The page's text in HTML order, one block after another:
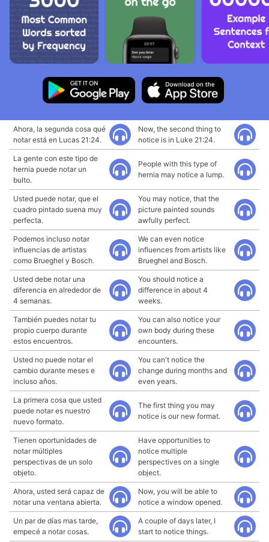
Ahora, la segunda cosa qué
notar está en Lucas 21:24.
Now, the second thing to
notice is in Luke 21:24.
La gente con este tipo de
hernia puede notar un
bulto.
People with this type of
hernia may notice a lump.
Usted puede notar, que el
cuadro pintado suena muy
perfecta.
You may notice, that the
picture painted sounds
awfully perfect.
Podemos incluso notar
influencias de artistas
como Brueghel y Bosch.
We can even notice
influences from artists like
Brueghel and Bosch.
Usted debe notar una
diferencia en alrededor de
4 semanas.
You should notice a
difference in about 4
weeks.
También puedes notar tu
propio cuerpo durante
estos encuentros.
You can also notice your
own body during these
encounters.
Usted no puede notar el
cambio durante meses e
incluso años.
You can't notice the
change during months and
even years.
La primera cosa que usted
puede notar es nuestro
nuevo formato.
The first thing you may
notice is our new format.
Tienen oportunidades de
notar múltiples
perspectivas de un solo
objeto.
Have opportunities to
notice multiple
perspectives on a single
object.
Ahora, usted será capaz de
notar una ventana abierta.
Now, you will be able to
notice a window opened.
Un par de días mas tarde,
empecé a notar cosas.
A couple of days later, I
start to notice things.